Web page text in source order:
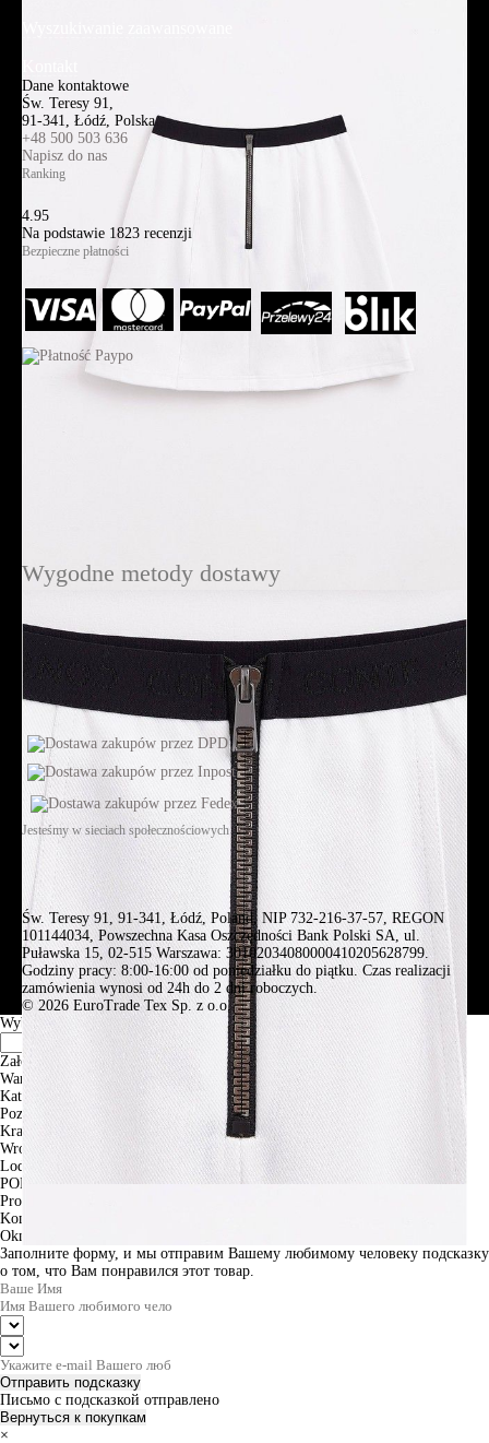
Dane kontaktowe
Św. Teresy 91,
91-341, Łódź, Polska
+48 500 503 636
Napisz do nas
Ranking
4.95
Na podstawie 1823 recenzji
Bezpieczne płatności
Wygodne metody dostawy
Jesteśmy w sieciach społecznościowych
Św. Teresy 91, 91-341, Łódź, Poland, NIP 732-216-37-57, REGON
101144034, Powszechna Kasa Oszczędności Bank Polski SA, ul.
Puławska 15, 02-515 Warszawa: 30102034080000410205628799.
Godziny pracy: 8:00-16:00 od poniedziałku do piątku. Czas realizacji
zamówienia wynosi od 24h do 2 dni roboczych.
© 2026 EuroTrade Tex Sp. z o.o.
Wybierz miasta
Założenia
Warszawa
Katowice
Poznan
Krakow
Wroclaw
Lodz
PODGLĄD
Produkt w koszyku
Kontynuuj zakupy
Okno informacyjne
Заполните форму, и мы отправим Вашему любимому человеку подсказку
о том, что Вам понравился этот товар.
Отправить подсказку
Письмо с подсказкой отправлено
Вернуться к покупкам
×